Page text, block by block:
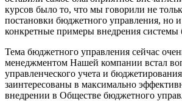
курсов было то, что мы говорили не
постановки бюджетного управления, но
конкретные примеры внедрения системы
Тема бюджетного управления сейчас
менеджментом Нашей компании встал
управленческого учета и
заинтересованы в максимально
внедрении в Обществе бюджетного